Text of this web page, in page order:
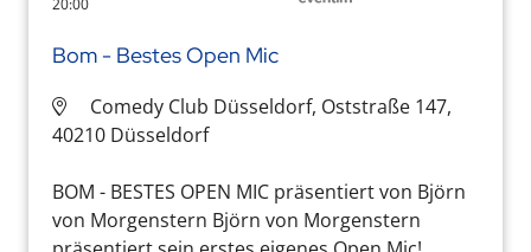
20:00
Bom - Bestes Open Mic
Comedy Club Düsseldorf, Oststraße 147,
40210 Düsseldorf
BOM - BESTES OPEN MIC präsentiert von Björn
von Morgenstern Björn von Morgenstern